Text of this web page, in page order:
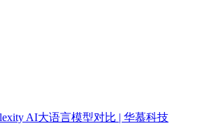
AI大语言模型对比 | 华慕科技